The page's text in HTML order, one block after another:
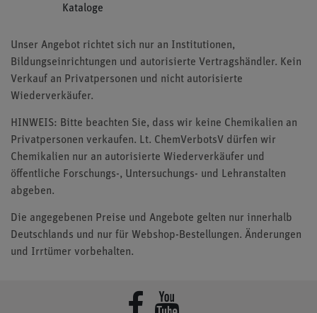
Kataloge
Unser Angebot richtet sich nur an Institutionen,
Bildungseinrichtungen und autorisierte Vertragshändler. Kein
Verkauf an Privatpersonen und nicht autorisierte
Wiederverkäufer.
HINWEIS: Bitte beachten Sie, dass wir keine Chemikalien an
Privatpersonen verkaufen. Lt. ChemVerbotsV dürfen wir
Chemikalien nur an autorisierte Wiederverkäufer und
öffentliche Forschungs-, Untersuchungs- und Lehranstalten
abgeben.
Die angegebenen Preise und Angebote gelten nur innerhalb
Deutschlands und nur für Webshop-Bestellungen. Änderungen
und Irrtümer vorbehalten.